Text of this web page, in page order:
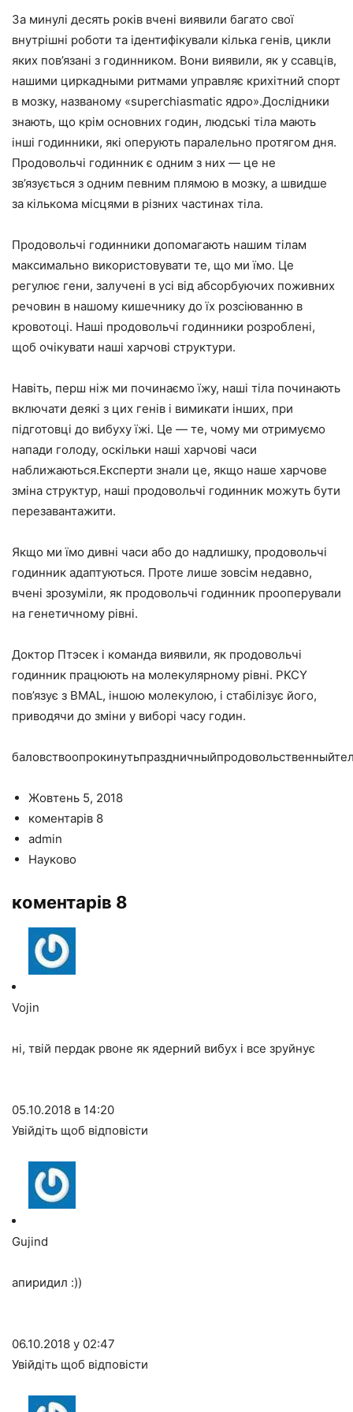
За минулі десять років вчені виявили багато свої
внутрішні роботи та ідентифікували кілька генів, цикли
яких пов’язані з годинником. Вони виявили, як у ссавців,
нашими циркадными ритмами управляє крихітний спорт
в мозку, названому «superchiasmatic ядро».Дослідники
знають, що крім основних годин, людські тіла мають
інші годинники, які оперують паралельно протягом дня.
Продовольчі годинник є одним з них — це не
зв’язується з одним певним плямою в мозку, а швидше
за кількома місцями в різних частинах тіла.
Продовольчі годинники допомагають нашим тілам
максимально використовувати те, що ми їмо. Це
регулює гени, залучені в усі від абсорбуючих поживних
речовин в нашому кишечнику до їх розсіюванню в
кровотоці. Наші продовольчі годинники розроблені,
щоб очікувати наші харчові структури.
Навіть, перш ніж ми починаємо їжу, наші тіла починають
включати деякі з цих генів і вимикати інших, при
підготовці до вибуху їжі. Це — те, чому ми отримуємо
напади голоду, оскільки наші харчові часи
наближаються.Експерти знали це, якщо наше харчове
зміна структур, наші продовольчі годинник можуть бути
перезавантажити.
Якщо ми їмо дивні часи або до надлишку, продовольчі
годинник адаптуються. Проте лише зовсім недавно,
вчені зрозуміли, як продовольчі годинник прооперували
на генетичному рівні.
Доктор Птэсек і команда виявили, як продовольчі
годинник працюють на молекулярному рівні. PKCY
пов’язує з BMAL, іншою молекулою, і стабілізує його,
приводячи до зміни у виборі часу годин.
Жовтень 5, 2018
коментарів 8
admin
Науково
коментарів 8
Vojin
ні, твій пердак рвоне як ядерний вибух і все зруйнує
05.10.2018 в 14:20
Увійдіть щоб відповісти
Gujind
апиридил :))
06.10.2018 у 02:47
Увійдіть щоб відповісти